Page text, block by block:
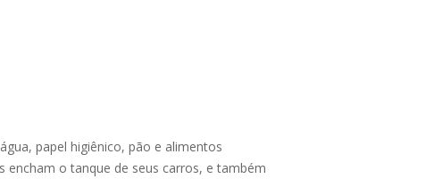
papel higiênico, pão e alimentos
o tanque de seus carros, e também